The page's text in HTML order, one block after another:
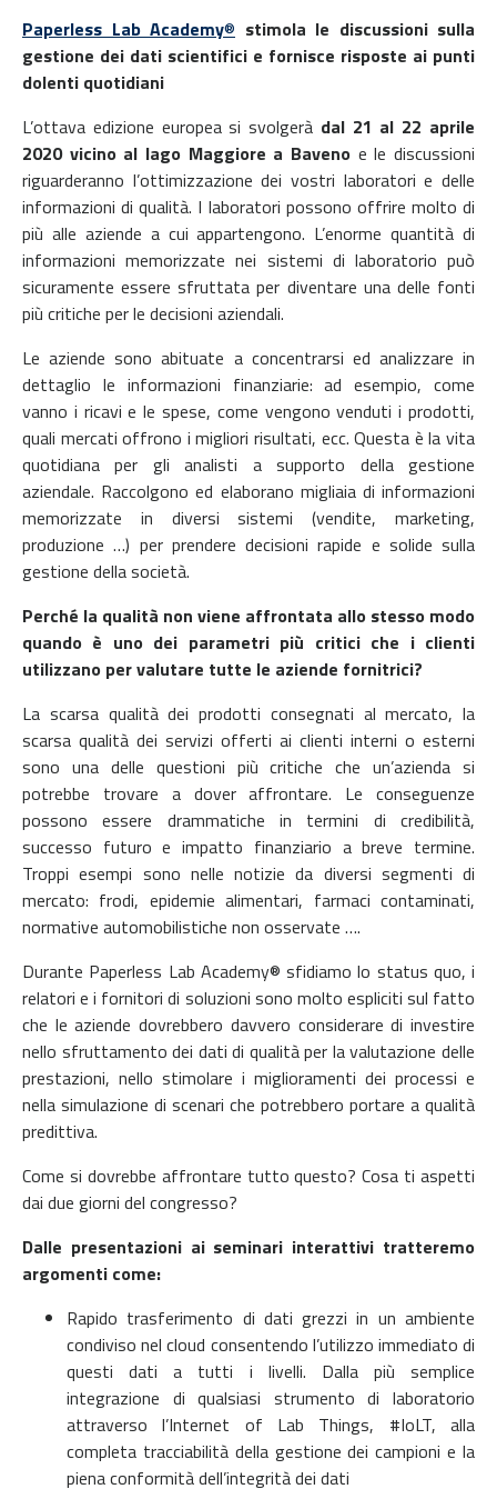
Paperless Lab Academy® stimola le discussioni sulla
gestione dei dati scientifici e fornisce risposte ai punti
dolenti quotidiani
L’ottava edizione europea si svolgerà dal 21 al 22 aprile
2020 vicino al lago Maggiore a Baveno e le discussioni
riguarderanno l’ottimizzazione dei vostri laboratori e delle
informazioni di qualità. I laboratori possono offrire molto di
più alle aziende a cui appartengono. L’enorme quantità di
informazioni memorizzate nei sistemi di laboratorio può
sicuramente essere sfruttata per diventare una delle fonti
più critiche per le decisioni aziendali.
Le aziende sono abituate a concentrarsi ed analizzare in
dettaglio le informazioni finanziarie: ad esempio, come
vanno i ricavi e le spese, come vengono venduti i prodotti,
quali mercati offrono i migliori risultati, ecc. Questa è la vita
quotidiana per gli analisti a supporto della gestione
aziendale. Raccolgono ed elaborano migliaia di informazioni
memorizzate in diversi sistemi (vendite, marketing,
produzione …) per prendere decisioni rapide e solide sulla
gestione della società.
Perché la qualità non viene affrontata allo stesso modo
quando è uno dei parametri più critici che i clienti
utilizzano per valutare tutte le aziende fornitrici?
La scarsa qualità dei prodotti consegnati al mercato, la
scarsa qualità dei servizi offerti ai clienti interni o esterni
sono una delle questioni più critiche che un’azienda si
potrebbe trovare a dover affrontare. Le conseguenze
possono essere drammatiche in termini di credibilità,
successo futuro e impatto finanziario a breve termine.
Troppi esempi sono nelle notizie da diversi segmenti di
mercato: frodi, epidemie alimentari, farmaci contaminati,
normative automobilistiche non osservate ….
Durante Paperless Lab Academy® sfidiamo lo status quo, i
relatori e i fornitori di soluzioni sono molto espliciti sul fatto
che le aziende dovrebbero davvero considerare di investire
nello sfruttamento dei dati di qualità per la valutazione delle
prestazioni, nello stimolare i miglioramenti dei processi e
nella simulazione di scenari che potrebbero portare a qualità
predittiva.
Come si dovrebbe affrontare tutto questo? Cosa ti aspetti
dai due giorni del congresso?
Dalle presentazioni ai seminari interattivi tratteremo
argomenti come:
Rapido trasferimento di dati grezzi in un ambiente
condiviso nel cloud consentendo l’utilizzo immediato di
questi dati a tutti i livelli. Dalla più semplice
integrazione di qualsiasi strumento di laboratorio
attraverso l’Internet of Lab Things, #IoLT, alla
completa tracciabilità della gestione dei campioni e la
piena conformità dell’integrità dei dati